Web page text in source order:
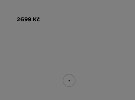
2699 Kč